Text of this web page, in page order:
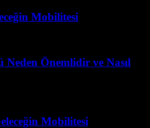
Mobilitesi
Önemlidir ve Nasıl
Mobilitesi